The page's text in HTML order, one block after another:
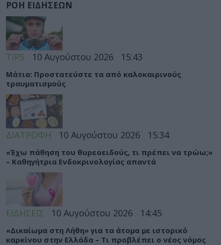
ΡΟΗ ΕΙΔΗΣΕΩΝ
TIPS 10 Αυγούστου 2026 15:43
Μάτια: Προστατεύστε τα από καλοκαιρινούς
τραυματισμούς
ΔΙΑΤΡΟΦΗ 10 Αυγούστου 2026 15:34
«Έχω πάθηση του θυρεοειδούς, τι πρέπει να τρώω;»
– Καθηγήτρια Ενδοκρινολογίας απαντά
ΕΙΔΗΣΕΙΣ 10 Αυγούστου 2026 14:45
«Δικαίωμα στη Λήθη» για τα άτομα με ιστορικό
καρκίνου στην Ελλάδα – Τι προβλέπει ο νέος νόμος